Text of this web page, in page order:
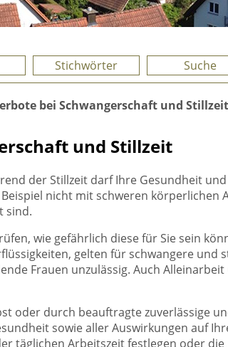
Stichwörter Suche
bei Schwangerschaft und Stillzeit
und Stillzeit
der Stillzeit darf Ihre Gesundheit
nicht mit schweren
sind.
wie gefährlich diese für Sie sein
gelten für schwangere und
Frauen unzulässig. Auch
oder durch beauftragte zuverlässige
sowie aller Auswirkungen auf
täglichen Arbeitszeit festlegen oder